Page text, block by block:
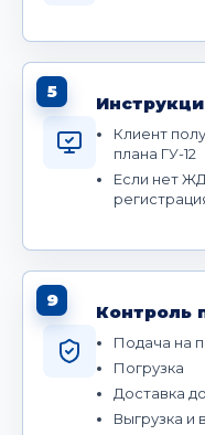
5
Клиент
плана ГУ-12
Если нет
9
Контроль
Подача на
Погрузка
Доставка
Выгрузка и